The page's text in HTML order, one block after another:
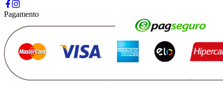
Pagamento